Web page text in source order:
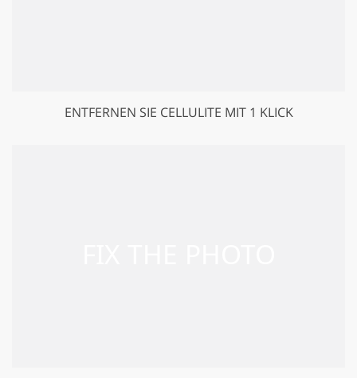
ENTFERNEN SIE CELLULITE MIT 1 KLICK